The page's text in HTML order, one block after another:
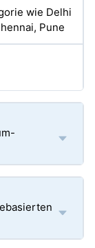
wie Delhi
Pune